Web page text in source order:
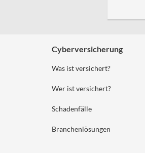
Cyberversicherung
Was ist versichert?
Wer ist versichert?
Schadenfälle
Branchenlösungen